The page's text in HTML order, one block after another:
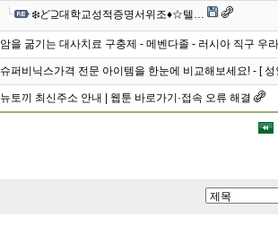
❄️ど⊇대학교성적증명서위조♦️☆텔…
암을 굶기는 대사치료 구충제 - 메벤다졸 - 러시아 직구 우
슈퍼비닉스가격 전문 아이템을 한눈에 비교해보세요! - [
뉴토끼 최신주소 안내 | 웹툰 바로가기·접속 오류 해결